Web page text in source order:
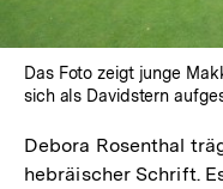
Das Foto zeigt junge
sich als Davidstern
Debora Rosenthal
hebräischer Schrift.